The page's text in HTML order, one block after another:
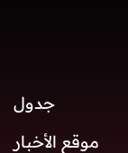
جدول
موقع الأخبار